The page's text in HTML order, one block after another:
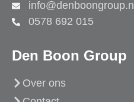
info@denboongroup.nl
0578 692 015
Den Boon Group
Over ons